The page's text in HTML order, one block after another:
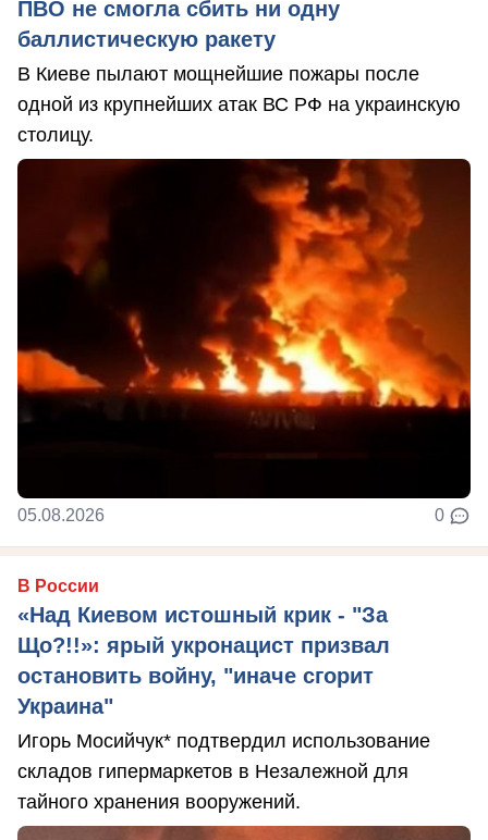
ПВО не смогла сбить ни одну
баллистическую ракету
В Киеве пылают мощнейшие пожары после
одной из крупнейших атак ВС РФ на украинскую
столицу.
05.08.2026 0
В России
«Над Киевом истошный крик - "За
Що?!!»: ярый укронацист призвал
остановить войну, "иначе сгорит
Украина"
Игорь Мосийчук* подтвердил использование
складов гипермаркетов в Незалежной для
тайного хранения вооружений.